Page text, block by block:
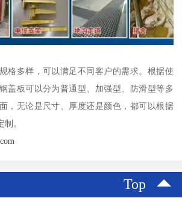
格多样，可以满足不同客户的需求。根据使
盖板可以分为普通型、加强型、防滑型等多
，无论是尺寸、厚度还是颜色，都可以根据
。
Top